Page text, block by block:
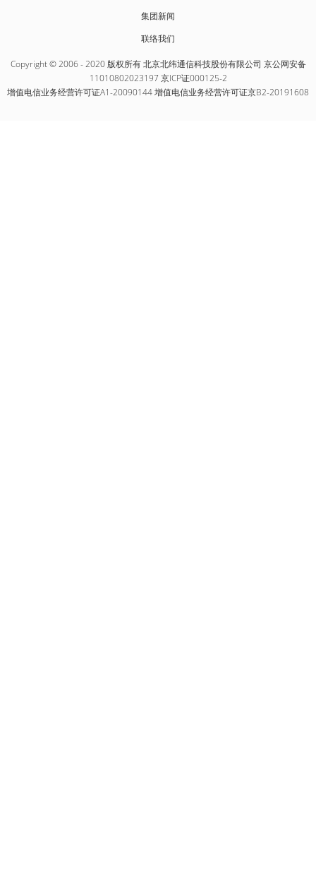
集团新闻
联络我们
Copyright © 2006 - 2020 版权所有 北京北纬通信科技股份有限公司 京公网安备
11010802023197 京ICP证000125-2
增值电信业务经营许可证A1-20090144 增值电信业务经营许可证京B2-20191608